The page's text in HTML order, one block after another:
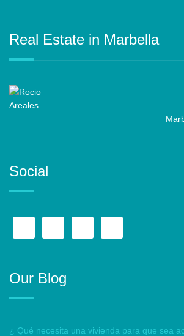
Real Estate in Marbella
Social
Our Blog
¿ Qué necesita una vivienda para que sea